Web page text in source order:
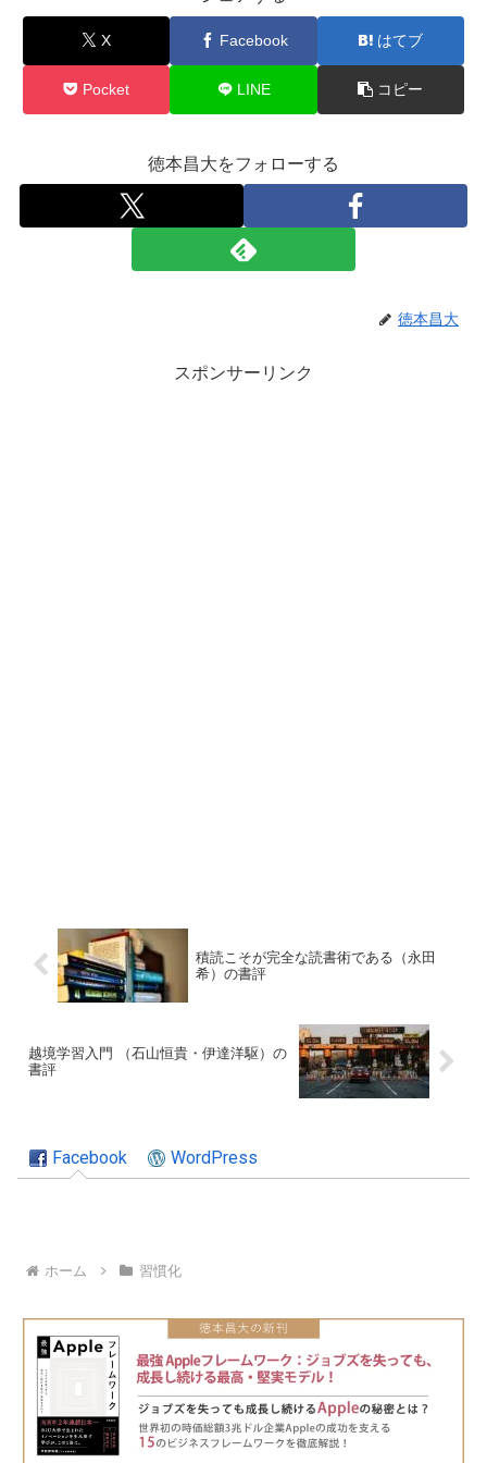
X Facebook はてブ
Pocket LINE コピー
徳本昌大をフォローする
徳本昌大
スポンサーリンク
積読こそが完全な読書術である（永田
希）の書評
越境学習入門 （石山恒貴・伊達洋駆）の
書評
Facebook WordPress
ホーム 習慣化